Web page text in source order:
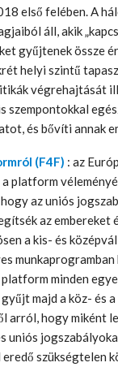
első felében. A
áll, akik
gyűjtenek össze
helyi szintű
végrehajtását
szempontokkal
és bővíti annak
(F4F) : az
platform
az uniós
az embereket
a kis- és
minden
majd a köz- és
arról, hogy miként
uniós
szükségtelen